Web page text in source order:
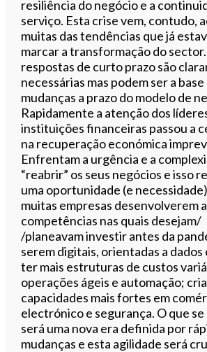
resiliência do negócio e a
serviço. Esta crise vem, contudo,
muitas das tendências que já
marcar a transformação do
respostas de curto prazo são
necessárias mas podem ser a base
mudanças a prazo do modelo de
Rapidamente a atenção dos
instituições financeiras passou a
na recuperação económica
Enfrentam a urgência e a
“reabrir” os seus negócios e isso
uma oportunidade (e
muitas empresas desenvolverem
competências nas quais desejam/
/planeavam investir antes da
serem digitais, orientadas a dados
ter mais estruturas de custos
operações ágeis e automação;
capacidades mais fortes em
electrónico e segurança. O que se
será uma nova era definida por
mudanças e esta agilidade será